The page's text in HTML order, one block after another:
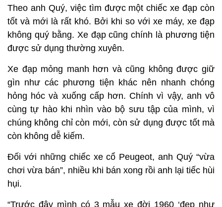
Theo anh Quý, việc tìm được một chiếc xe đạp còn
tốt và mới là rất khó. Bởi khi so với xe máy, xe đạp
không quý bằng. Xe đạp cũng chính là phương tiện
được sử dụng thường xuyên.
Xe đạp mỏng manh hơn và cũng không được giữ
gìn như các phương tiện khác nên nhanh chóng
hỏng hóc và xuống cấp hơn. Chính vì vậy, anh vô
cùng tự hào khi nhìn vào bộ sưu tập của mình, vì
chúng không chỉ còn mới, còn sử dụng được tốt mà
còn không dễ kiếm.
Đối với những chiếc xe cổ Peugeot, anh Quý “vừa
chơi vừa bán”, nhiều khi bán xong rồi anh lại tiếc hùi
hụi.
“Trước đây mình có 3 mẫu xe đời 1960 ‘đẹp như